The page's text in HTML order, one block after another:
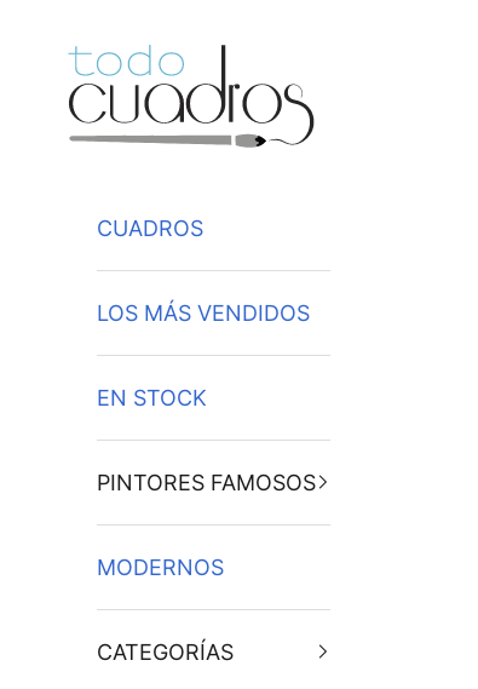
CUADROS
LOS MÁS VENDIDOS
EN STOCK
PINTORES FAMOSOS
MODERNOS
CATEGORÍAS